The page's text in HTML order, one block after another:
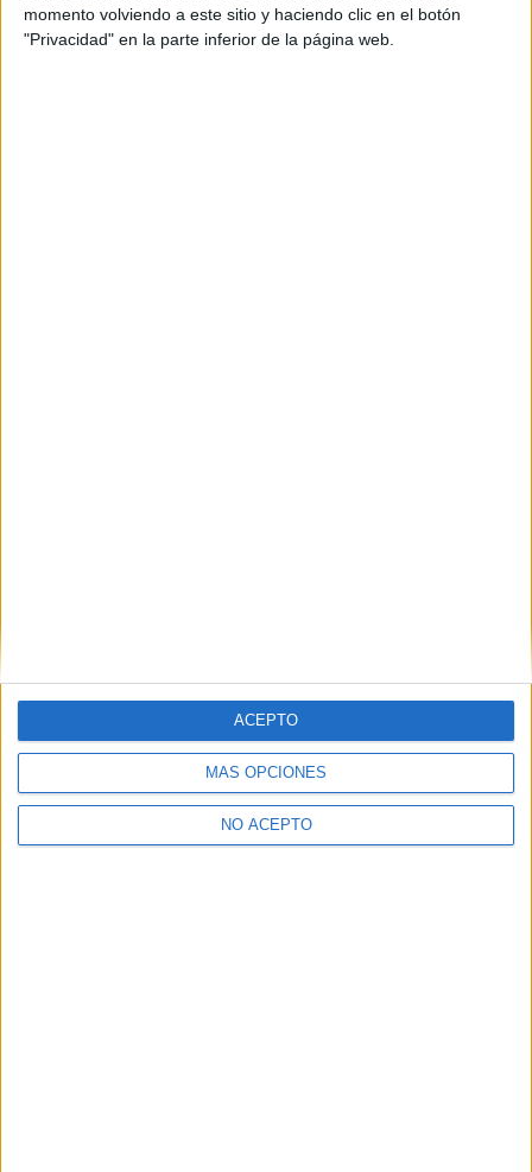
momento volviendo a este sitio y haciendo clic en el botón
"Privacidad" en la parte inferior de la página web.
MÁS OPCIONES
NO ACEPTO
ACEPTO
Aceptolos Términos y Condicionesde uso*
Y como regalo de agradecimiento, por registrarte te daremos
gratis una copia de nuestro ebook con 100 consejos para tu
primer año de universidad